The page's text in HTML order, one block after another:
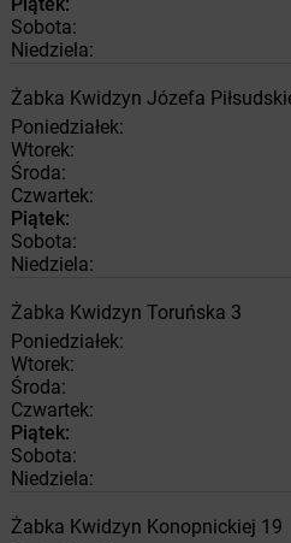
Sobota:
Niedziela:
Żabka Kwidzyn Józefa
Poniedziałek:
Wtorek:
Środa:
Czwartek:
Piątek:
Sobota:
Niedziela:
Żabka Kwidzyn Toruńska 3
Poniedziałek:
Wtorek:
Środa:
Czwartek:
Piątek:
Sobota:
Niedziela:
Żabka Kwidzyn Konopnickiej 19